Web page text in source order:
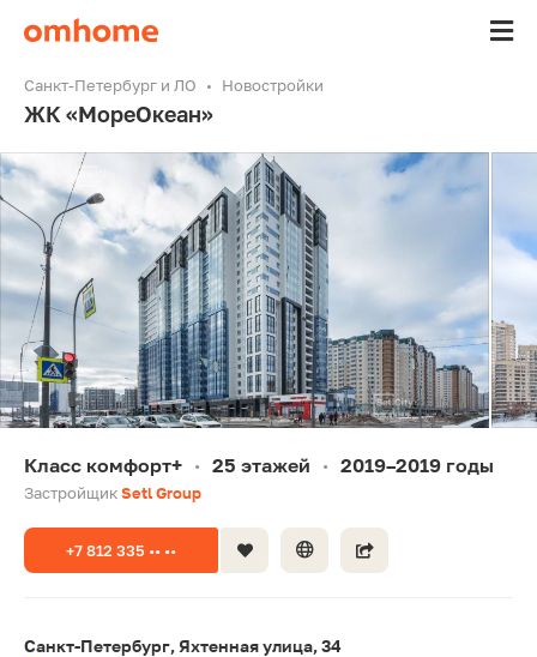
Санкт-Петербург и ЛО Новостройки
ЖК «МореОкеан»
Класс комфорт+ • 25 этажей • 2019–2019 годы
ЗастройщикSetl Group
+7 812 335 •• ••
Санкт-Петербург, Яхтенная улица, 34